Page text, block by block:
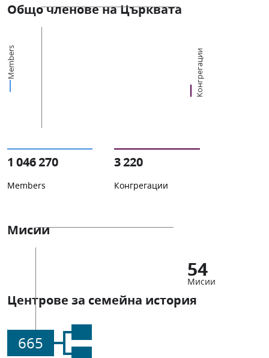
Общо членове на Църквата
Members Конгрегации
1 046 270
Members
3 220
Конгрегации
Мисии
54
Мисии
Центрове за семейна история
665